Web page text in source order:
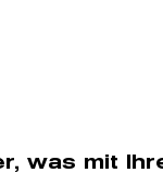
was mit